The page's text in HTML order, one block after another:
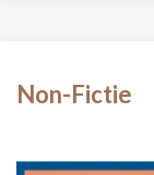
Non-Fictie